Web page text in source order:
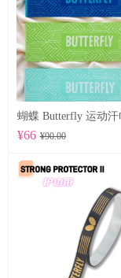
¥66 ¥90.00